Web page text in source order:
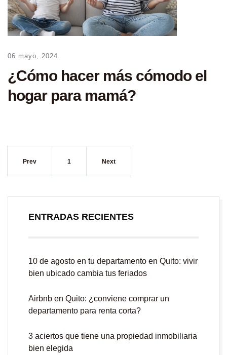
06 mayo, 2024
¿Cómo hacer más cómodo el
hogar para mamá?
Prev 1 Next
ENTRADAS RECIENTES
10 de agosto en tu departamento en Quito: vivir
bien ubicado cambia tus feriados
Airbnb en Quito: ¿conviene comprar un
departamento para renta corta?
3 aciertos que tiene una propiedad inmobiliaria
bien elegida